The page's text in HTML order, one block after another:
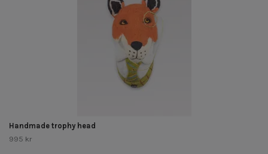
Handmade trophy head
995 kr